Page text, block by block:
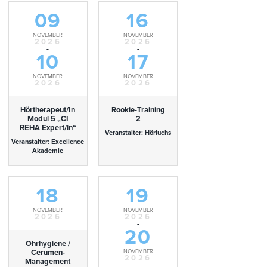
09
NOVEMBER
2026
-
10
NOVEMBER
2026
Hörtherapeut/In
Modul 5 „CI
REHA Expert/in“
Veranstalter: Excellence
Akademie
16
NOVEMBER
2026
-
17
NOVEMBER
2026
Rookie-Training
2
Veranstalter: Hörluchs
18
NOVEMBER
2026
Ohrhygiene /
Cerumen-
Management
19
NOVEMBER
2026
-
20
NOVEMBER
2026